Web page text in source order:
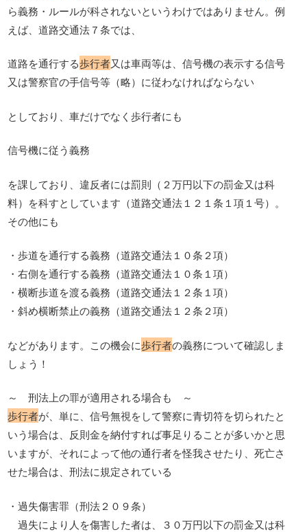
ら義務・ルールが科されないというわけではありません。例
えば、道路交通法７条では、
道路を通行する歩行者又は車両等は、信号機の表示する信号
又は警察官の手信号等（略）に従わなければならない
としており、車だけでなく歩行者にも
信号機に従う義務
を課しており、違反者には罰則（２万円以下の罰金又は科
料）を科すとしています（道路交通法１２１条１項１号）。
その他にも
・歩道を通行する義務（道路交通法１０条２項）
・右側を通行する義務（道路交通法１０条１項）
・横断歩道を渡る義務（道路交通法１２条１項）
・斜め横断禁止の義務（道路交通法１２条２項）
などがあります。この機会に歩行者の義務について確認しま
しょう！
～ 刑法上の罪が適用される場合も ～
歩行者が、単に、信号無視をして警察に青切符を切られたと
いう場合は、反則金を納付すれば事足りることが多いかと思
いますが、それによって他の通行者を怪我させたり、死亡さ
せた場合は、刑法に規定されている
・過失傷害罪（刑法２０９条）
過失により人を傷害した者は、３０万円以下の罰金又は科